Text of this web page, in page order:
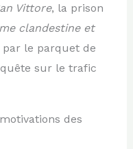
Vittore, la prison
clandestine et
par le parquet de
sur le trafic
des